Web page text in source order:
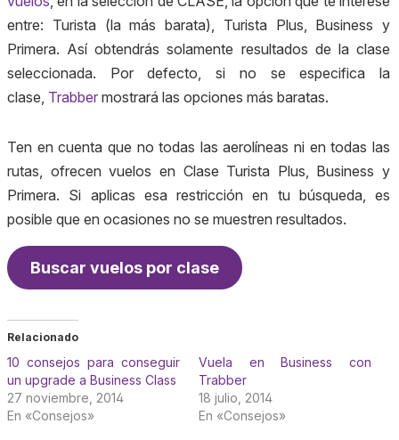
entre: Turista (la más barata), Turista Plus, Business y
Primera. Así obtendrás solamente resultados de la clase
seleccionada. Por defecto, si no se especifica la
clase, Trabber mostrará las opciones más baratas.
Ten en cuenta que no todas las aerolíneas ni en todas las
rutas, ofrecen vuelos en Clase Turista Plus, Business y
Primera. Si aplicas esa restricción en tu búsqueda, es
posible que en ocasiones no se muestren resultados.
Buscar vuelos por clase
Relacionado
10 consejos para conseguir
un upgrade a Business Class
27 noviembre, 2014
En «Consejos»
Vuela en Business con
Trabber
18 julio, 2014
En «Consejos»